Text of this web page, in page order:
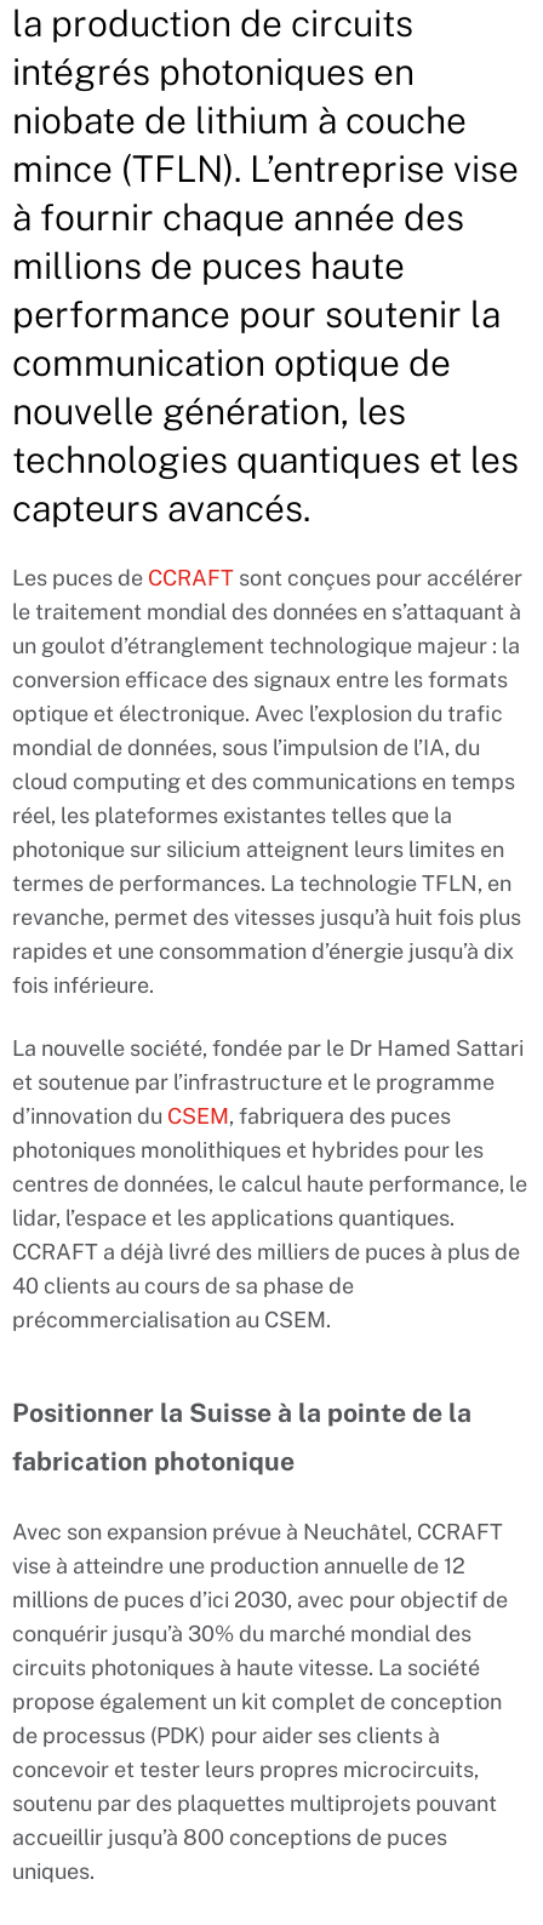
la production de circuits
intégrés photoniques en
niobate de lithium à couche
mince (TFLN). L’entreprise vise
à fournir chaque année des
millions de puces haute
performance pour soutenir la
communication optique de
nouvelle génération, les
technologies quantiques et les
capteurs avancés.
Les puces de CCRAFT sont conçues pour accélérer
le traitement mondial des données en s’attaquant à
un goulot d’étranglement technologique majeur : la
conversion efficace des signaux entre les formats
optique et électronique. Avec l’explosion du trafic
mondial de données, sous l’impulsion de l’IA, du
cloud computing et des communications en temps
réel, les plateformes existantes telles que la
photonique sur silicium atteignent leurs limites en
termes de performances. La technologie TFLN, en
revanche, permet des vitesses jusqu’à huit fois plus
rapides et une consommation d’énergie jusqu’à dix
fois inférieure.
La nouvelle société, fondée par le Dr Hamed Sattari
et soutenue par l’infrastructure et le programme
d’innovation du CSEM, fabriquera des puces
photoniques monolithiques et hybrides pour les
centres de données, le calcul haute performance, le
lidar, l’espace et les applications quantiques.
CCRAFT a déjà livré des milliers de puces à plus de
40 clients au cours de sa phase de
précommercialisation au CSEM.
Positionner la Suisse à la pointe de la
fabrication photonique
Avec son expansion prévue à Neuchâtel, CCRAFT
vise à atteindre une production annuelle de 12
millions de puces d’ici 2030, avec pour objectif de
conquérir jusqu’à 30% du marché mondial des
circuits photoniques à haute vitesse. La société
propose également un kit complet de conception
de processus (PDK) pour aider ses clients à
concevoir et tester leurs propres microcircuits,
soutenu par des plaquettes multiprojets pouvant
accueillir jusqu’à 800 conceptions de puces
uniques.